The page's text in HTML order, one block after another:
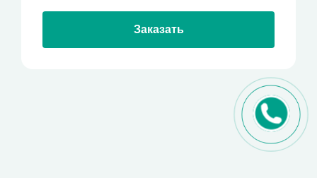
Заказать